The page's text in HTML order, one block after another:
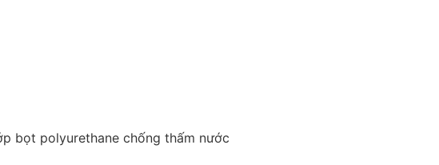
bọt polyurethane chống thấm nước